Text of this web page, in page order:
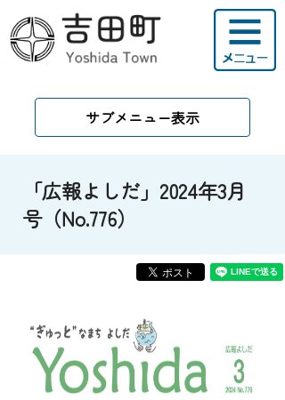
サブメニュー表示
「広報よしだ」2024年3月
号（No.776）